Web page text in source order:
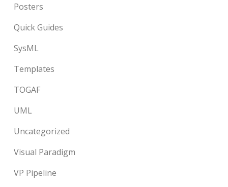
Posters
Quick Guides
SysML
Templates
TOGAF
UML
Uncategorized
Visual Paradigm
VP Pipeline